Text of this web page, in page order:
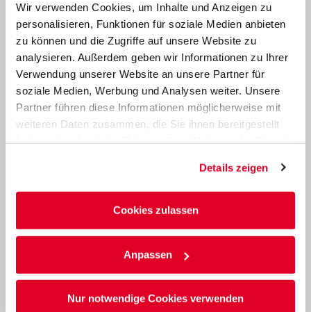
Wir verwenden Cookies, um Inhalte und Anzeigen zu
personalisieren, Funktionen für soziale Medien anbieten
zu können und die Zugriffe auf unsere Website zu
analysieren. Außerdem geben wir Informationen zu Ihrer
Verwendung unserer Website an unsere Partner für
soziale Medien, Werbung und Analysen weiter. Unsere
Partner führen diese Informationen möglicherweise mit
weiteren Daten zusammen, die Sie ihnen bereitgestellt
Details zeigen
Cookies zulassen
Anpassen
Nur notwendige Cookies verwenden
Brandschutz
Brandschutz kalkzandsteine
Ton
konstruktiv
Downloads